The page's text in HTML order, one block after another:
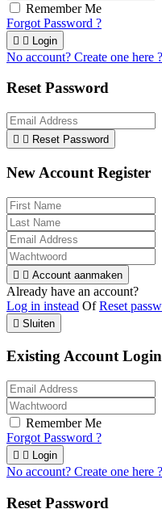
Remember Me
Forgot Password ?
  Login
No account? Create one here ?
Reset Password
  Reset Password
New Account Register
  Account aanmaken
Already have an account?
Log in instead OfReset
 Sluiten
Existing Account Login
Remember Me
Forgot Password ?
  Login
No account? Create one here ?
Reset Password